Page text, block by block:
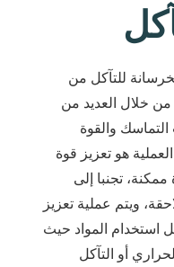
للتآكل من
خلال العديد من
والقوة
هو تعزيز قوة
تجنبا إلى
ويتم عملية تعزيز
استخدام المواد حيث
أو التآكل